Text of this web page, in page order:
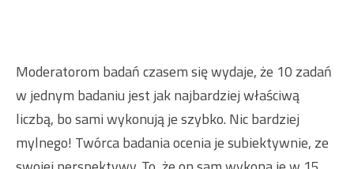
Moderatorom badań czasem się wydaje, że 10 zadań
w jednym badaniu jest jak najbardziej właściwą
liczbą, bo sami wykonują je szybko. Nic bardziej
mylnego! Twórca badania ocenia je subiektywnie, ze